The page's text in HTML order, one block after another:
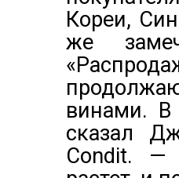
Кореи,
же
винами. В
сказал
Condit. —